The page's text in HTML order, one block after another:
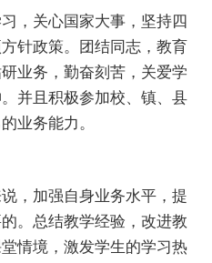
，关心国家大事，坚持四
针政策。团结同志，教育
业务，勤奋刻苦，关爱学
并且积极参加校、镇、县
业务能力。
，加强自身业务水平，提
。总结教学经验，改进教
情境，激发学生的学习热